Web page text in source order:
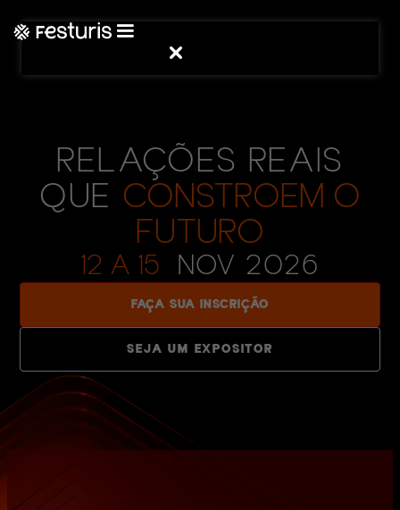
RELAÇÕES REAIS
QUE CONSTROEM O
FUTURO
12 A 15 NOV 2026
FAÇA SUA INSCRIÇÃO
SEJA UM EXPOSITOR